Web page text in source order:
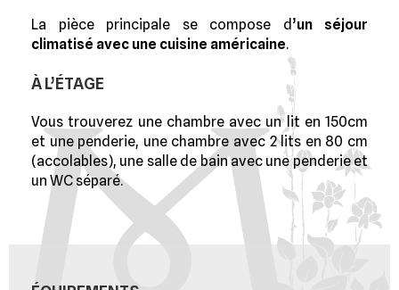
La pièce principale se compose d’un séjour
climatisé avec une cuisine américaine.
À L’ÉTAGE
Vous trouverez une chambre avec un lit en 150cm
et une penderie, une chambre avec 2 lits en 80 cm
(accolables), une salle de bain avec une penderie et
un WC séparé.